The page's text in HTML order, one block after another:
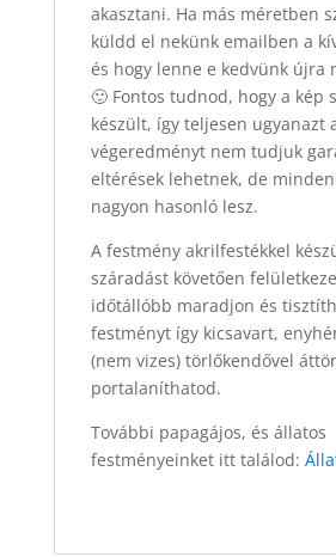
akasztani. Ha más méretben
küldd el nekünk emailben a
és hogy lenne e kedvünk újra
🙂 Fontos tudnod, hogy a kép
készült, így teljesen ugyanazt
végeredményt nem tudjuk
eltérések lehetnek, de
nagyon hasonló lesz.
A festmény akrilfestékkel
száradást követően
időtállóbb maradjon és
festményt így kicsavart,
(nem vizes) törlőkendővel
portalaníthatod.
További papagájos, és állatos
festményeinket itt találod: